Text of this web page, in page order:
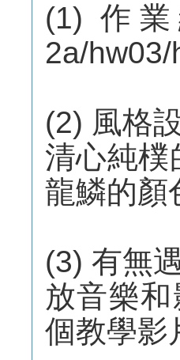
(1) 作業
2a/
(2) 風格
清心純樸
龍鱗的顏
(3) 有無
放音樂
個教學影